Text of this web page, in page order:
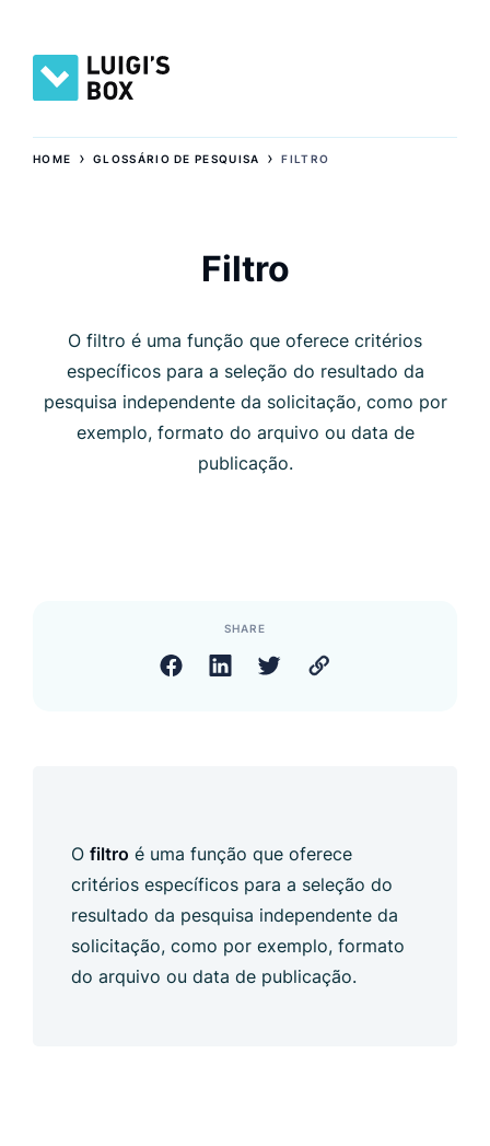
HOME ›GLOSSÁRIO DE PESQUISA ›FILTRO
Filtro
O filtro é uma função que oferece critérios
específicos para a seleção do resultado da
pesquisa independente da solicitação, como por
exemplo, formato do arquivo ou data de
publicação.
SHARE
O filtro é uma função que oferece
critérios específicos para a seleção do
resultado da pesquisa independente da
solicitação, como por exemplo, formato
do arquivo ou data de publicação.